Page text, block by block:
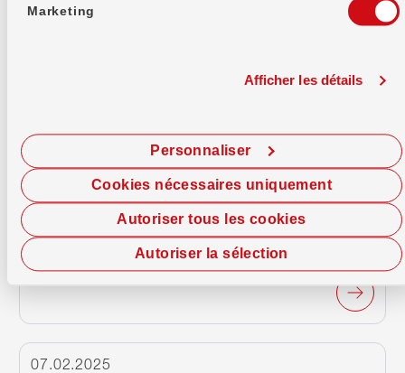
Marketing
Afficher les détails
Autoriser tous les cookies
Personnaliser
Autoriser la sélection
Cookies nécessaires uniquement
Germann Wiggli est le nouveau président
du conseil d'administration de la Banque
La Banque WIR a organisé son assemblée
générale cette année sous forme de vote par
correspondance, comme en 2024. Germann
Wiggli a été élu président du conseil
d'administration, succédant ainsi à Marc
Reimann. Daniel Hug et Yvonne Seiler
Zimmermann ont été élus nouveaux membres du
07.02.2025
Continuer à lire